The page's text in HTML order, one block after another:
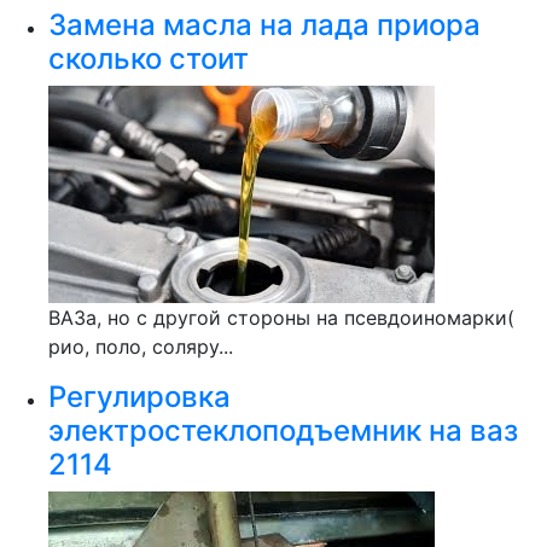
Замена масла на лада приора
сколько стоит
ВАЗа, но с другой стороны на псевдоиномарки(
рио, поло, соляру...
Регулировка
электростеклоподъемник на ваз
2114